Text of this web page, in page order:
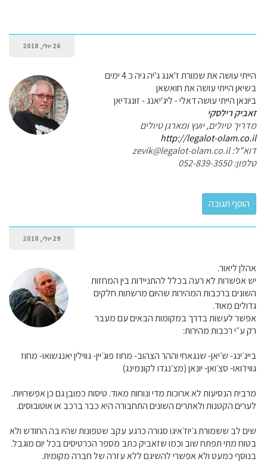
26 יולי, 2018
הייתי עושה את שמורת ז'אנג ג'יה גיה כ 4 ימים
בשיאן הייתי עושה את חואשאן
ביונאן הייתי עושה דאלי - ליג'יאנג - זונגדיאן
זאביק רילסקי
מדריך טיולים, יועץ ומארגן טיולים
http://legalot-olam.co.il
דוא"ל: zevik@legalot-olam.co.il
טלפון: 052-839-3550
29 יולי, 2018
אהלן ליאור.
יש אפשרות לא רעה בכלל להתניידות בין המחזות
השונים ברכבות המהירות שהיום מרשתות חלקים
גדולים מאוד.
אפשר לעשות בדרך במקומות הבאים עם מעבר
רק ע״י רכבות מהירות:
בייג׳ינג- ש׳יאן- שנגאחי וההר הצהוב- מחוז פוג׳יין- גווילין יאנגשואו- מחוז
גוויז׳ואו- סצ׳ואן- יונאן (מצ׳נגדו לקונמינג)
מרבית הנסיעות לא ארוכות מדי ונוחות מאוד. טיסות כמובן גם כן אפשרויות.
לערים הקטנות ולאתרים השונים התחבורה היא כבר ברכב או אוטובוסים.
שים לב ששמורת ג׳יוז׳איגו סגורה כרגע עקב שטפונות שהיו בה החודש ולא
בטוח מתי תפתח שוב וכמו שזאביק כתב מספר הכרטיסים בכל יום מוגבל.
בנוסף כמעט ולא אפשרי להשיגם ללא עזרה של חברה מקומית.